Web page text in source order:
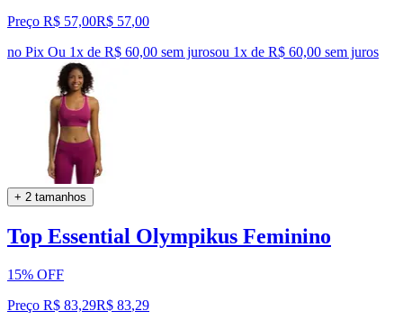
Preço R$ 57,00R$ 57,00
no Pix Ou 1x de R$ 60,00 sem jurosou 1x de R$ 60,00 sem juros
+ 2 tamanhos
Top Essential Olympikus Feminino
15% OFF
Preço R$ 83,29R$ 83,29